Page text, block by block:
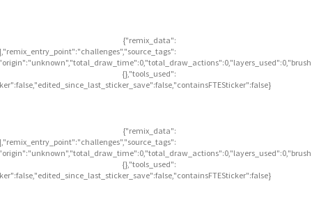
{"remix_data":
{},"tools_used":
{"remix_data":
{},"tools_used":